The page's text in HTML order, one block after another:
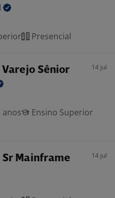
Presencial
Sênior 14 jul
anos
Ensino Superior
Sr Mainframe 14 jul